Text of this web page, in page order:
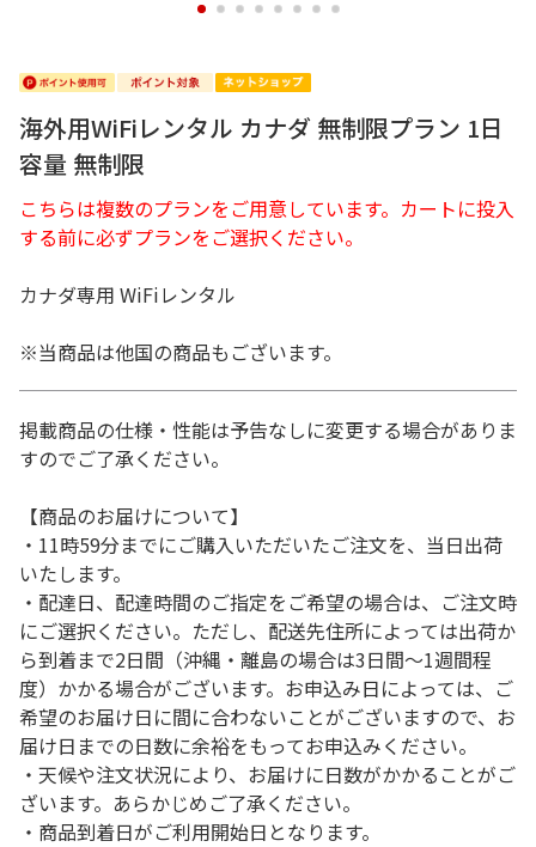
1 2 3 4 5 6 7 8
海外用WiFiレンタル カナダ 無制限プラン 1日
容量 無制限
こちらは複数のプランをご用意しています。カートに投入
する前に必ずプランをご選択ください。
カナダ専用 WiFiレンタル
※当商品は他国の商品もございます。
掲載商品の仕様・性能は予告なしに変更する場合がありま
すのでご了承ください。
【商品のお届けについて】
・11時59分までにご購入いただいたご注文を、当日出荷
いたします。
・配達日、配達時間のご指定をご希望の場合は、ご注文時
にご選択ください。ただし、配送先住所によっては出荷か
ら到着まで2日間（沖縄・離島の場合は3日間～1週間程
度）かかる場合がございます。お申込み日によっては、ご
希望のお届け日に間に合わないことがございますので、お
届け日までの日数に余裕をもってお申込みください。
・天候や注文状況により、お届けに日数がかかることがご
ざいます。あらかじめご了承ください。
・商品到着日がご利用開始日となります。